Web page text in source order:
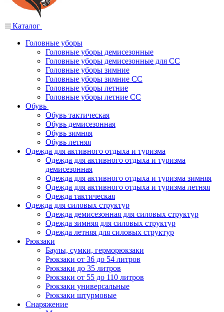
Каталог
Головные уборы
Головные уборы демисезонные
Головные уборы демисезонные для СС
Головные уборы зимние
Головные уборы зимние СС
Головные уборы летние
Головные уборы летние СС
Обувь
Обувь тактическая
Обувь демисезонная
Обувь зимняя
Обувь летняя
Одежда для активного отдыха и туризма
Одежда для активного отдыха и туризма
демисезонная
Одежда для активного отдыха и туризма зимняя
Одежда для активного отдыха и туризма летняя
Одежда тактическая
Одежда для силовых структур
Одежда демисезонная для силовых структур
Одежда зимняя для силовых структур
Одежда летняя для силовых структур
Рюкзаки
Баулы, сумки, герморюкзаки
Рюкзаки от 36 до 54 литров
Рюкзаки до 35 литров
Рюкзаки от 55 до 110 литров
Рюкзаки универсальные
Рюкзаки штурмовые
Снаряжение